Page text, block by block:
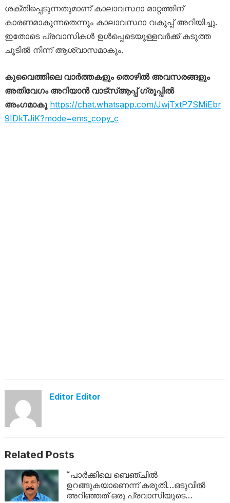
ശക്തിപ്പെടുന്നതുമാണ് കാലാവസ്ഥാ മാറ്റത്തിന്
കാരണമാകുന്നതെന്നും കാലാവസ്ഥാ വകുപ്പ് അറിയിച്ചു.
ഇതോടെ പ്രവാസികൾ ഉൾപ്പെടെയുള്ളവർക്ക് കടുത്ത
ചൂടിൽ നിന്ന് ആശ്വാസമാകും.
കുവൈത്തിലെ വാർത്തകളും തൊഴിൽ അവസരങ്ങളും
അതിവേഗം അറിയാൻ വാട്സ്ആപ്പ് ഗ്രൂപ്പിൽ
അംഗമാകൂ https://chat.whatsapp.com/JwjTxtP7SMiEbr
9IDkTJiK?mode=ems_copy_c
Editor Editor
Related Posts
“പാർക്കിലെ ബെഞ്ചിൽ
ഉറങ്ങുകയാണെന്ന് കരുതി…ഒടുവിൽ
അറിഞ്ഞത് ഒരു പ്രവാസിയുടെ